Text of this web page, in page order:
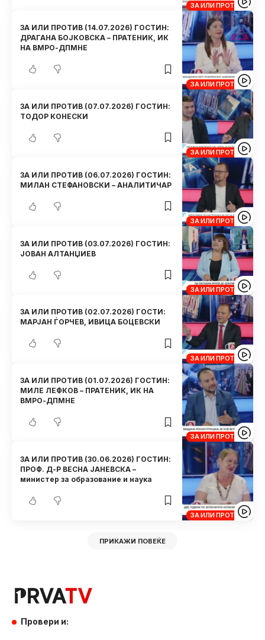
ЗА ИЛИ ПРОТИВ
ЗА ИЛИ ПРОТИВ
ЗА ИЛИ ПРОТИВ (14.07.2026) ГОСТИН:
ДРАГАНА БОЈКОВСКА – ПРАТЕНИК, ИК
НА ВМРО-ДПМНЕ
ЗА ИЛИ ПРОТИВ
ЗА ИЛИ ПРОТИВ (07.07.2026) ГОСТИН:
ТОДОР КОНЕСКИ
ЗА ИЛИ ПРОТИВ
ЗА ИЛИ ПРОТИВ (06.07.2026) ГОСТИН:
МИЛАН СТЕФАНОВСКИ – АНАЛИТИЧАР
ЗА ИЛИ ПРОТИВ
ЗА ИЛИ ПРОТИВ (03.07.2026) ГОСТИН:
ЈОВАН АЛТАНЏИЕВ
ЗА ИЛИ ПРОТИВ
ЗА ИЛИ ПРОТИВ (02.07.2026) ГОСТИ:
МАРЈАН ЃОРЧЕВ, ИВИЦА БОЦЕВСКИ
ЗА ИЛИ ПРОТИВ
ЗА ИЛИ ПРОТИВ (01.07.2026) ГОСТИН:
МИЛЕ ЛЕФКОВ – ПРАТЕНИК, ИК НА
ВМРО-ДПМНЕ
ЗА ИЛИ ПРОТИВ
ЗА ИЛИ ПРОТИВ (30.06.2026) ГОСТИН:
ПРОФ. Д-Р ВЕСНА ЈАНЕВСКА –
министер за образование и наука
ПРИКАЖИ ПОВЕЌЕ
Провери и: